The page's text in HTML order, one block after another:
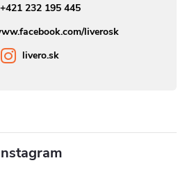
+421 232 195 445
liverosk
livero.sk